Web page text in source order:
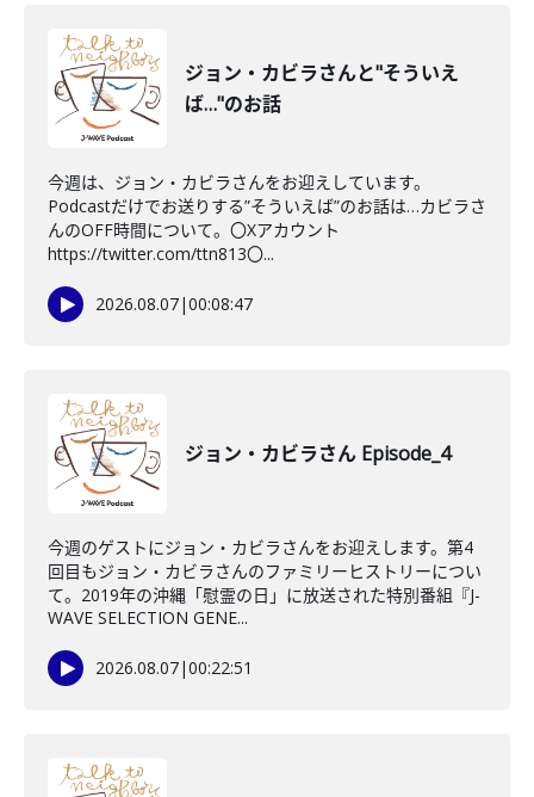
ジョン・カビラさんと"そういえ
ば…"のお話
今週は、ジョン・カビラさんをお迎えしています。
Podcastだけでお送りする”そういえば”のお話は…カビラさ
んのOFF時間について。〇Xアカウント
https://twitter.com/ttn813〇...
2026.08.07|00:08:47
ジョン・カビラさん Episode_4
今週のゲストにジョン・カビラさんをお迎えします。第4
回目もジョン・カビラさんのファミリーヒストリーについ
て。2019年の沖縄「慰霊の日」に放送された特別番組『J-
WAVE SELECTION GENE...
2026.08.07|00:22:51